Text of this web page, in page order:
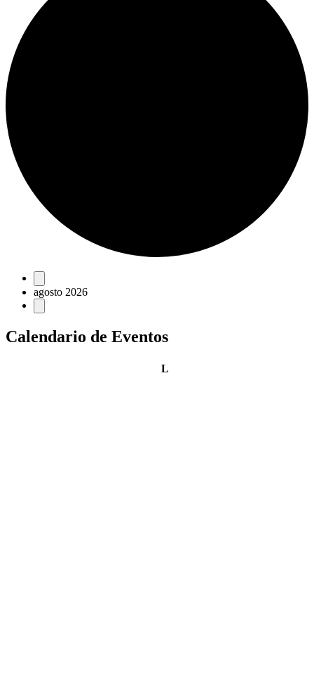
Eventos
agosto 2026
Calendario de Eventos
Llunes